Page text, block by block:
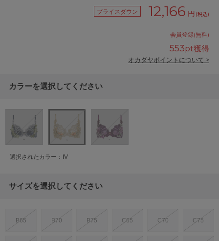
プライスダウン 12,166 円 (税込)
会員登録(無料)
553pt獲得
オカダヤポイントについて >
カラーを選択してください
選択されたカラー：IV
サイズを選択してください
B65 B70 B75 C65 C70 C75